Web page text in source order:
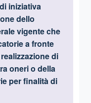
iniziativa
dello
vigente che
a fronte
di
oneri o della
per finalità di